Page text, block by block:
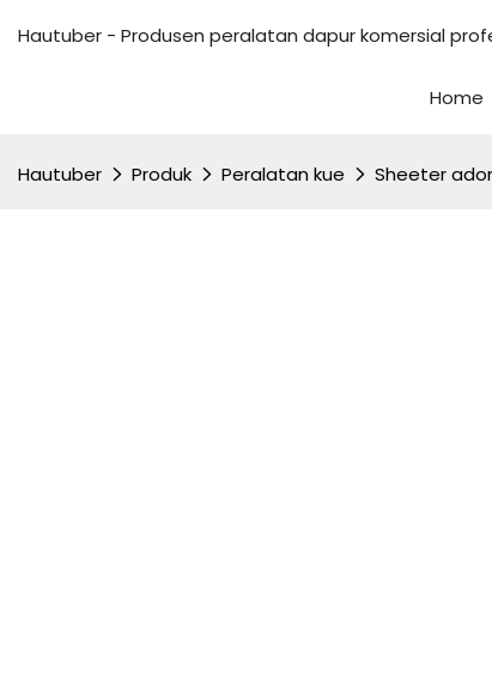
Hautuber - Produsen peralatan dapur komersial
Home
Hautuber Produk Peralatan kue Sheeter